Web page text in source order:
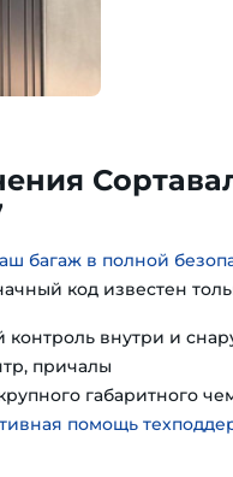
багаж в полной
код известен
внутри и
причалы
габаритного
помощь